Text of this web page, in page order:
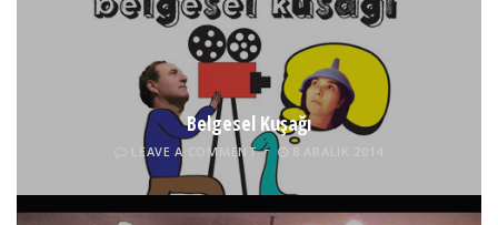
Belgesel Kuşağı
LEAVE A COMMENT 8 ARALIK 2014